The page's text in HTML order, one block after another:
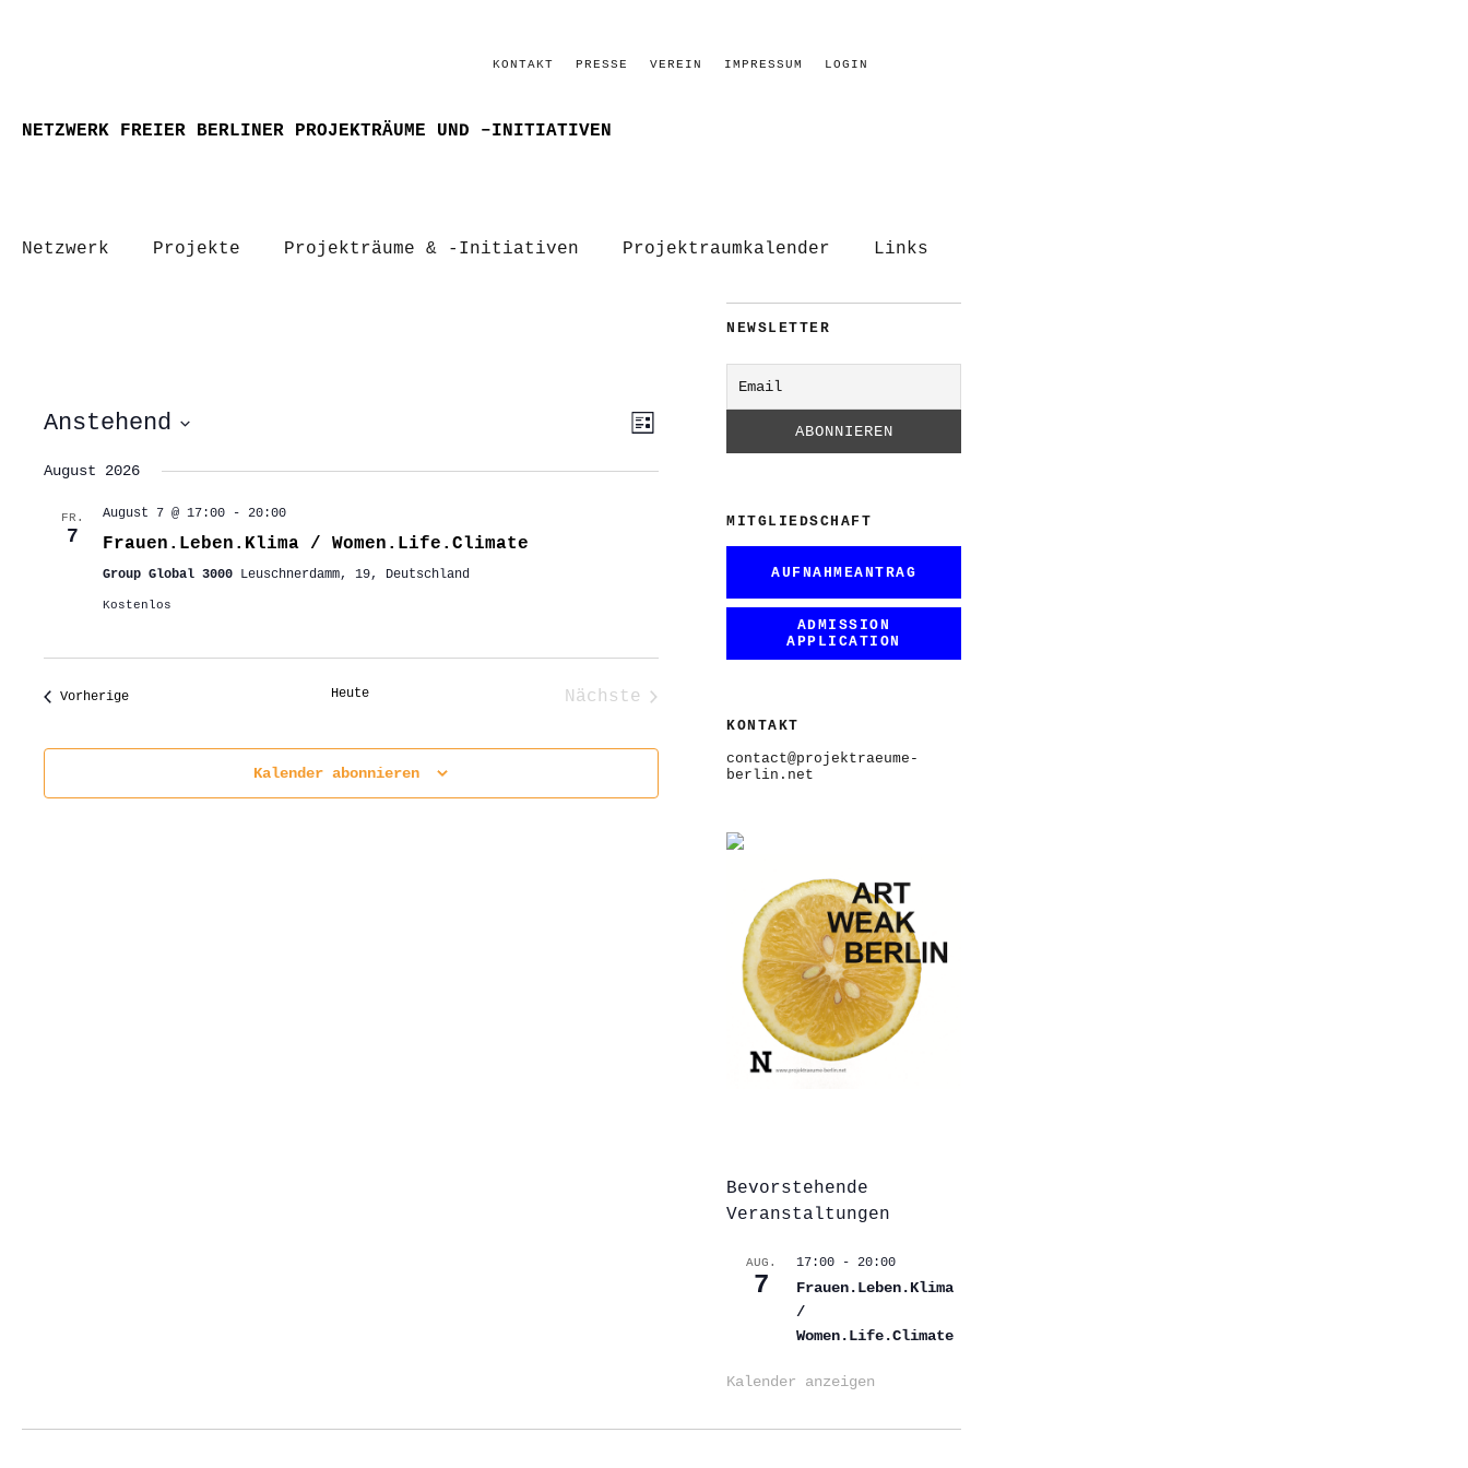
KONTAKT PRESSE VEREIN IMPRESSUM LOGIN
NETZWERK FREIER BERLINER PROJEKTRÄUME UND –INITIATIVEN
Netzwerk Projekte Projekträume & -Initiativen Projektraumkalender Links
ANSICHTEN-
NAVIGATION
VERANSTALTUNG
ANSICHTEN-
Liste
Anstehend
wählen.
August 2026
FR.
7
August 7 @ 17:00- 20:00
Frauen.Leben.Klima / Women.Life.Climate
Group Global 3000 Leuschnerdamm, 19, Deutschland
Kostenlos
VorherigeVeranstaltungen Heute
Nächste
Veranstaltungen
Kalender abonnieren
NEWSLETTER
MITGLIEDSCHAFT
AUFNAHMEANTRAG
ADMISSION
APPLICATION
KONTAKT
contact@projektraeume-
berlin.net
Bevorstehende
Veranstaltungen
AUG.
7
17:00 - 20:00
Frauen.Leben.Klima
/
Women.Life.Climate
Kalender anzeigen